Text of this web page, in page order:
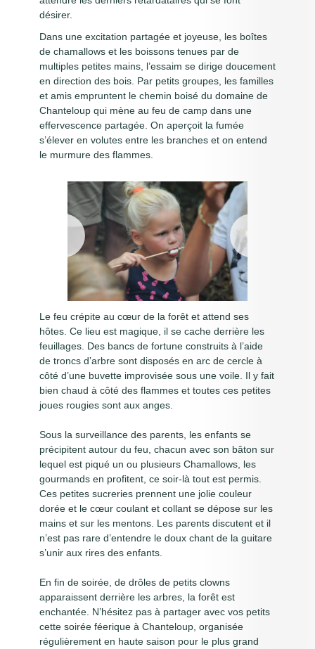
désirer.
Dans une excitation partagée et joyeuse, les boîtes
de chamallows et les boissons tenues par de
multiples petites mains, l’essaim se dirige doucement
en direction des bois. Par petits groupes, les familles
et amis empruntent le chemin boisé du domaine de
Chanteloup qui mène au feu de camp dans une
effervescence partagée. On aperçoit la fumée
s’élever en volutes entre les branches et on entend
le murmure des flammes.
Le feu crépite au cœur de la forêt et attend ses
hôtes. Ce lieu est magique, il se cache derrière les
feuillages. Des bancs de fortune construits à l’aide
de troncs d’arbre sont disposés en arc de cercle à
côté d’une buvette improvisée sous une voile. Il y fait
bien chaud à côté des flammes et toutes ces petites
joues rougies sont aux anges.
Sous la surveillance des parents, les enfants se
précipitent autour du feu, chacun avec son bâton sur
lequel est piqué un ou plusieurs Chamallows, les
gourmands en profitent, ce soir-là tout est permis.
Ces petites sucreries prennent une jolie couleur
dorée et le cœur coulant et collant se dépose sur les
mains et sur les mentons. Les parents discutent et il
n’est pas rare d’entendre le doux chant de la guitare
s’unir aux rires des enfants.
En fin de soirée, de drôles de petits clowns
apparaissent derrière les arbres, la forêt est
enchantée. N’hésitez pas à partager avec vos petits
cette soirée féerique à Chanteloup, organisée
régulièrement en haute saison pour le plus grand